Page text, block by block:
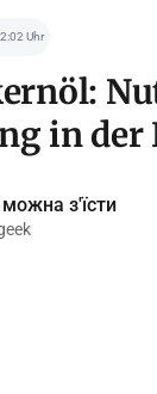
Uhr
in der
з'їсти